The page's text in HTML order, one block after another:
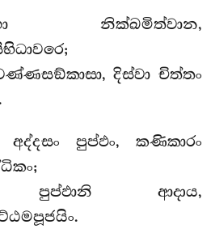
නික්ඛමිත්වාන,
දිස්වා චිත්තං
අද්දසං පුප්ඵං, කණිකාරං
ආදාය,